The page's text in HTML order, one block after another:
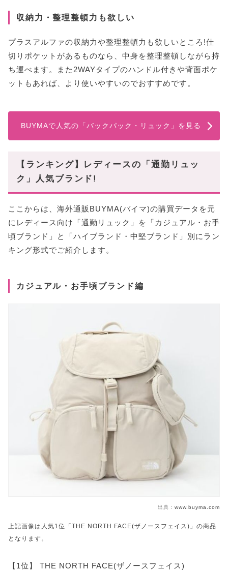
収納力・整理整頓力も欲しい
プラスアルファの収納力や整理整頓力も欲しいところ!仕
切りポケットがあるものなら、中身を整理整頓しながら持
ち運べます。また2WAYタイプのハンドル付きや背面ポケ
ットもあれば、より使いやすいのでおすすめです。
BUYMAで人気の「バックパック・リュック」を見る
【ランキング】レディースの「通勤リュッ
ク」人気ブランド!
ここからは、海外通販BUYMA(バイマ)の購買データを元
にレディース向け「通勤リュック」を「カジュアル・お手
頃ブランド」と「ハイブランド・中堅ブランド」別にラン
キング形式でご紹介します。
カジュアル・お手頃ブランド編
出典： www.buyma.com
上記画像は人気1位「THE NORTH FACE(ザノースフェイス)」の商品
となります。
【1位】 THE NORTH FACE(ザノースフェイス)